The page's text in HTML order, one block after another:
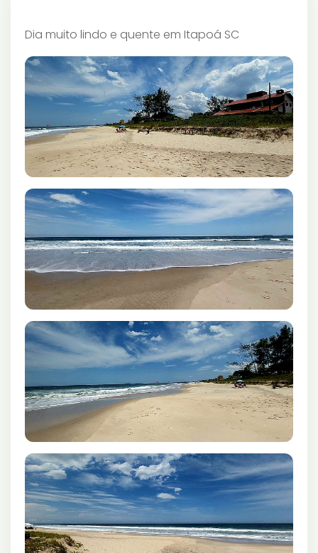
Dia muito lindo e quente em Itapoá SC